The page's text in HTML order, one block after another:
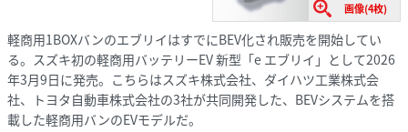
画像(4枚)
軽商用1BOXバンのエブリイはすでにBEV化され販売を開始してい
る。スズキ初の軽商用バッテリーEV 新型「e エブリイ」として2026
年3月9日に発売。こちらはスズキ株式会社、ダイハツ工業株式会
社、トヨタ自動車株式会社の3社が共同開発した、BEVシステムを搭
載した軽商用バンのEVモデルだ。